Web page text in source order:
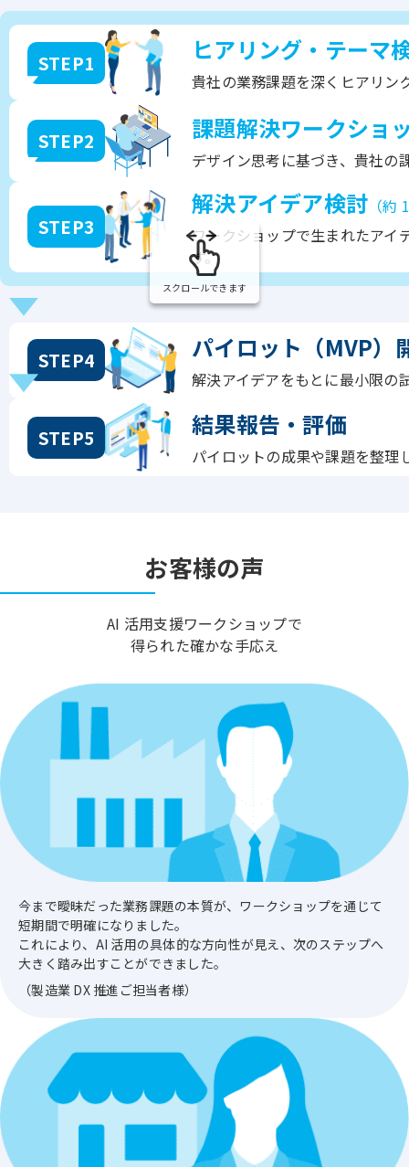
STEP1 ヒアリング・テーマ
貴社の業務課題を深くヒアリン
STEP2 課題解決ワークショ
デザイン思考に基づき、貴社の
STEP3
解決アイデア検討 （約
ワークショップで生まれたアイ
す。
STEP4 パイロット（MVP）
解決アイデアをもとに最小限の
STEP5 結果報告・評価
パイロットの成果や課題を整理
スクロールできます
お客様の声
AI 活用支援ワークショップで
得られた確かな手応え
今まで曖昧だった業務課題の本質が、ワークショップを通じて
短期間で明確になりました。
これにより、AI 活用の具体的な方向性が見え、次のステップへ
大きく踏み出すことができました。
（製造業 DX 推進ご担当者様）